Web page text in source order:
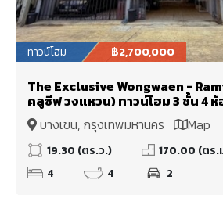
ทาวน์โฮม ฿2,700,000
The Exclusive Wongwaen -
คลูซีฟ วงแหวน) ทาวน์โฮม 3 ชั้น 4
บางเขน, กรุงเทพมหานคร
Map
19.30 (ตร.ว.)
170.00 (ตร.
4
4 2